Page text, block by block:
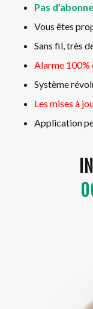
Pas
Vous êtes
Sans fil, très
Alarme 100%
Système
Les mises à
Application